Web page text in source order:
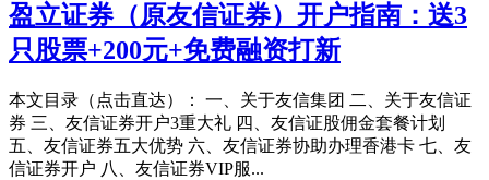
盈立证券（原友信证券）开户指南：送3
只股票+200元+免费融资打新
本文目录（点击直达）： 一、关于友信集团 二、关于友信证
券 三、友信证券开户3重大礼 四、友信证股佣金套餐计划
五、友信证券五大优势 六、友信证券协助办理香港卡 七、友
信证券开户 八、友信证券VIP服...